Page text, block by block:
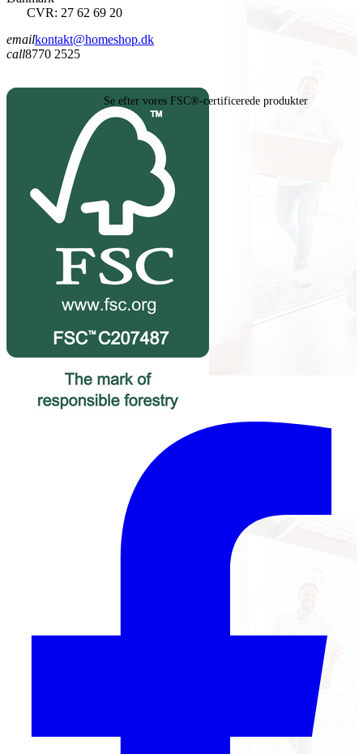
CVR: 27 62 69 20
emailkontakt@homeshop.dk
call8770 2525
Se efter vores FSC®-certificerede produkter